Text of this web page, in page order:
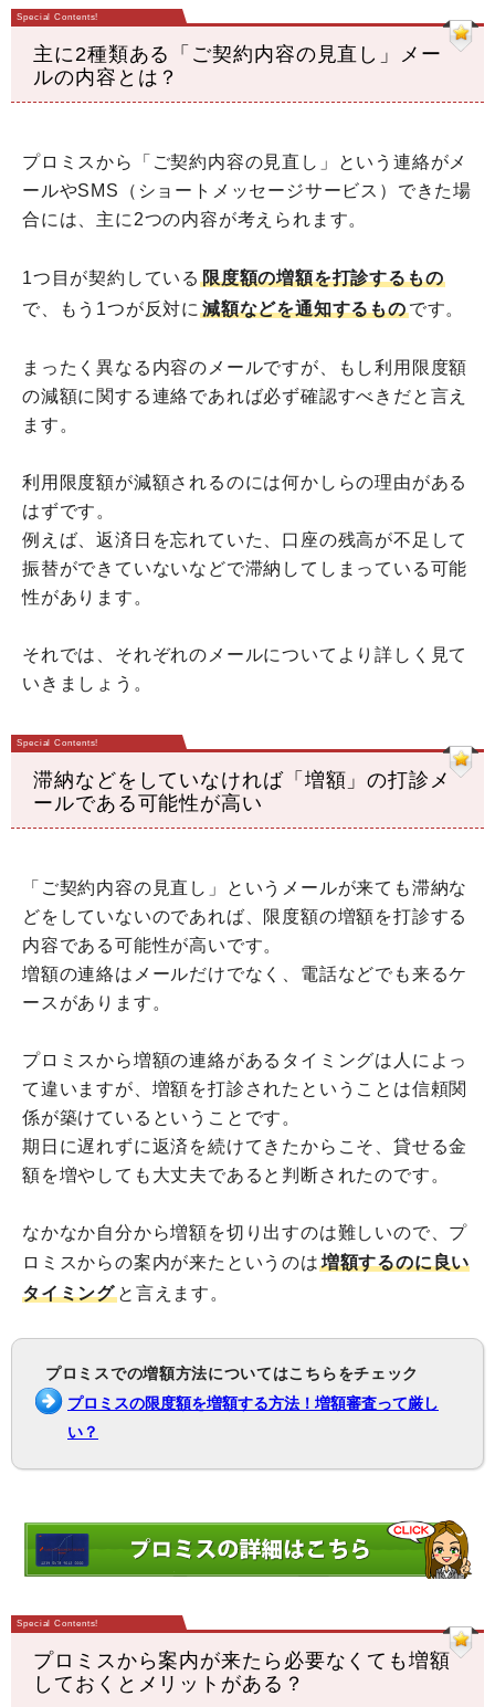
主に2種類ある「ご契約内容の見直し」メー
ルの内容とは？
プロミスから「ご契約内容の見直し」という連絡がメ
ールやSMS（ショートメッセージサービス）できた場
合には、主に2つの内容が考えられます。
1つ目が契約している 限度額の増額を打診するもの
で、もう1つが反対に 減額などを通知するものです。
まったく異なる内容のメールですが、もし利用限度額
の減額に関する連絡であれば必ず確認すべきだと言え
ます。
利用限度額が減額されるのには何かしらの理由がある
はずです。
例えば、返済日を忘れていた、口座の残高が不足して
振替ができていないなどで滞納してしまっている可能
性があります。
それでは、それぞれのメールについてより詳しく見て
いきましょう。
滞納などをしていなければ「増額」の打診メ
ールである可能性が高い
「ご契約内容の見直し」というメールが来ても滞納な
どをしていないのであれば、限度額の増額を打診する
内容である可能性が高いです。
増額の連絡はメールだけでなく、電話などでも来るケ
ースがあります。
プロミスから増額の連絡があるタイミングは人によっ
て違いますが、増額を打診されたということは信頼関
係が築けているということです。
期日に遅れずに返済を続けてきたからこそ、貸せる金
額を増やしても大丈夫であると判断されたのです。
なかなか自分から増額を切り出すのは難しいので、プ
ロミスからの案内が来たというのは 増額するのに良い
タイミング と言えます。
プロミスでの増額方法についてはこちらをチェック
プロミスの限度額を増額する方法！増額審査って厳し
い？
プロミスから案内が来たら必要なくても増額
しておくとメリットがある？